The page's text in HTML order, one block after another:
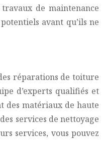
de maintenance
avant qu’ils ne
réparations de toiture
d’experts qualifiés et
des matériaux de haute
services de nettoyage
services, vous pouvez